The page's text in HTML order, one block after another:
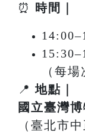
⏰
時間｜
（每
📍地點｜
國立臺灣
（臺北市